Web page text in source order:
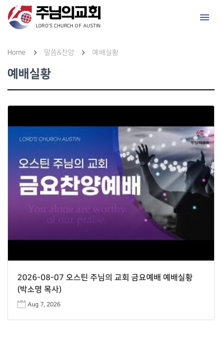
LORD'S CHURCH OF AUSTIN
Home 말씀&찬양 예배실황
예배실황
2026-08-07 오스틴 주님의 교회 금요예배 예배실황
(박소명 목사)
Aug 7, 2026